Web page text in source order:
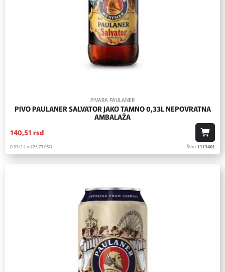
PIVARA PAULANER
PIVO PAULANER SALVATOR JAKO TAMNO 0,33L NEPOVRATNA
AMBALAŽA
140,51 rsd
0.33/1 L = 425,79RSD Šifra:1113401